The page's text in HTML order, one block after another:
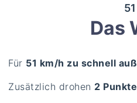
Das
Für 51 km/h zu schnell
Zusätzlich drohen 2 Punkte